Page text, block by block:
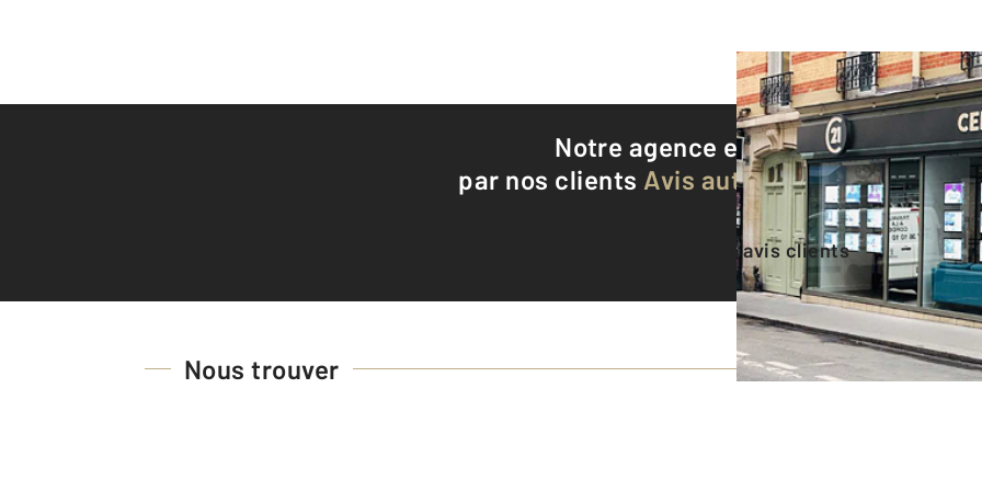
Notre agence est notée9,3/10
par nos clients Avis authentifiés par
Voir tous les avis clients
Nous trouver